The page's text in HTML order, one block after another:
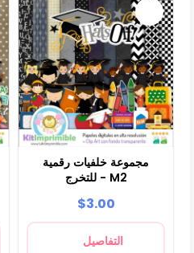
مجموعة خلفيات رقمية
للتخرج - M2
$3.00
التفاصيل